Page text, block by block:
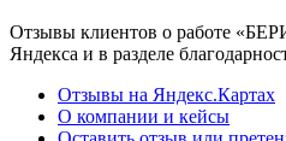
Отзывы клиентов о работе
Яндекса и в разделе
Отзывы на Яндекс.Картах
О компании и кейсы